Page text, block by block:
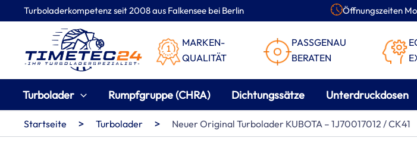
Turboladerkompetenz seit 2008 aus Falkensee bei Berlin Öffnungszeiten
MARKEN-
QUALITÄT
PASSGENAU
BERATEN
Turbolader Rumpfgruppe (CHRA) Dichtungssätze Unterdruckdosen
Inhalt
Startseite > Turbolader > Neuer Original Turbolader KUBOTA – 1J70017012 / CK41